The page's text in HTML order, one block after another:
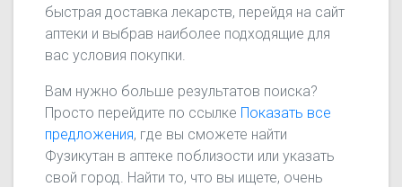
быстрая доставка лекарств, перейдя на сайт
аптеки и выбрав наиболее подходящие для
вас условия покупки.
Вам нужно больше результатов поиска?
Просто перейдите по ссылке Показать все
предложения, где вы сможете найти
Фузикутан в аптеке поблизости или указать
свой город. Найти то, что вы ищете, очень